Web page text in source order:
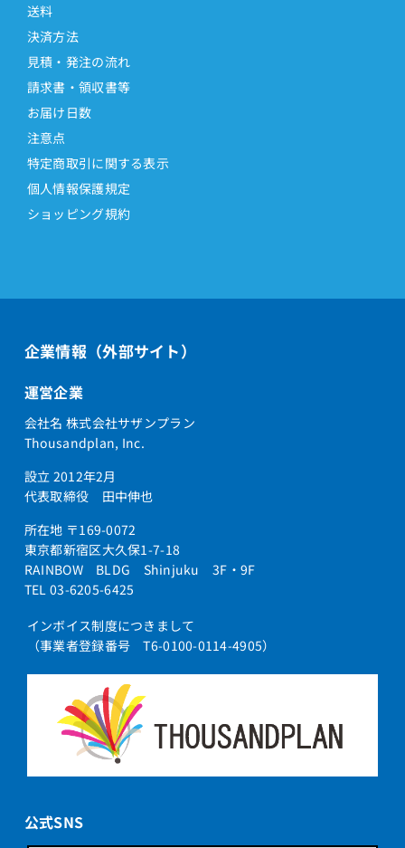
送料
決済方法
見積・発注の流れ
請求書・領収書等
お届け日数
注意点
特定商取引に関する表示
個人情報保護規定
ショッピング規約
企業情報（外部サイト）
運営企業
会社名 株式会社サザンプラン
Thousandplan, Inc.
設立 2012年2月
代表取締役 田中伸也
所在地 〒169-0072
東京都新宿区大久保1-7-18
RAINBOW BLDG Shinjuku 3F・9F
TEL 03-6205-6425
インボイス制度につきまして
（事業者登録番号 T6-0100-0114-4905）
公式SNS